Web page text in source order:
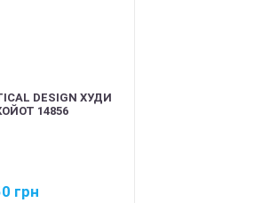
DESIGN ХУДИ
14856
грн